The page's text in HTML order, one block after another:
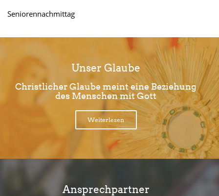
Seniorennachmittag
Unser Glaube
Christlicher Glaube meint eine Beziehung
des Menschen mit Gott
Weiterlesen
Ansprechpartner